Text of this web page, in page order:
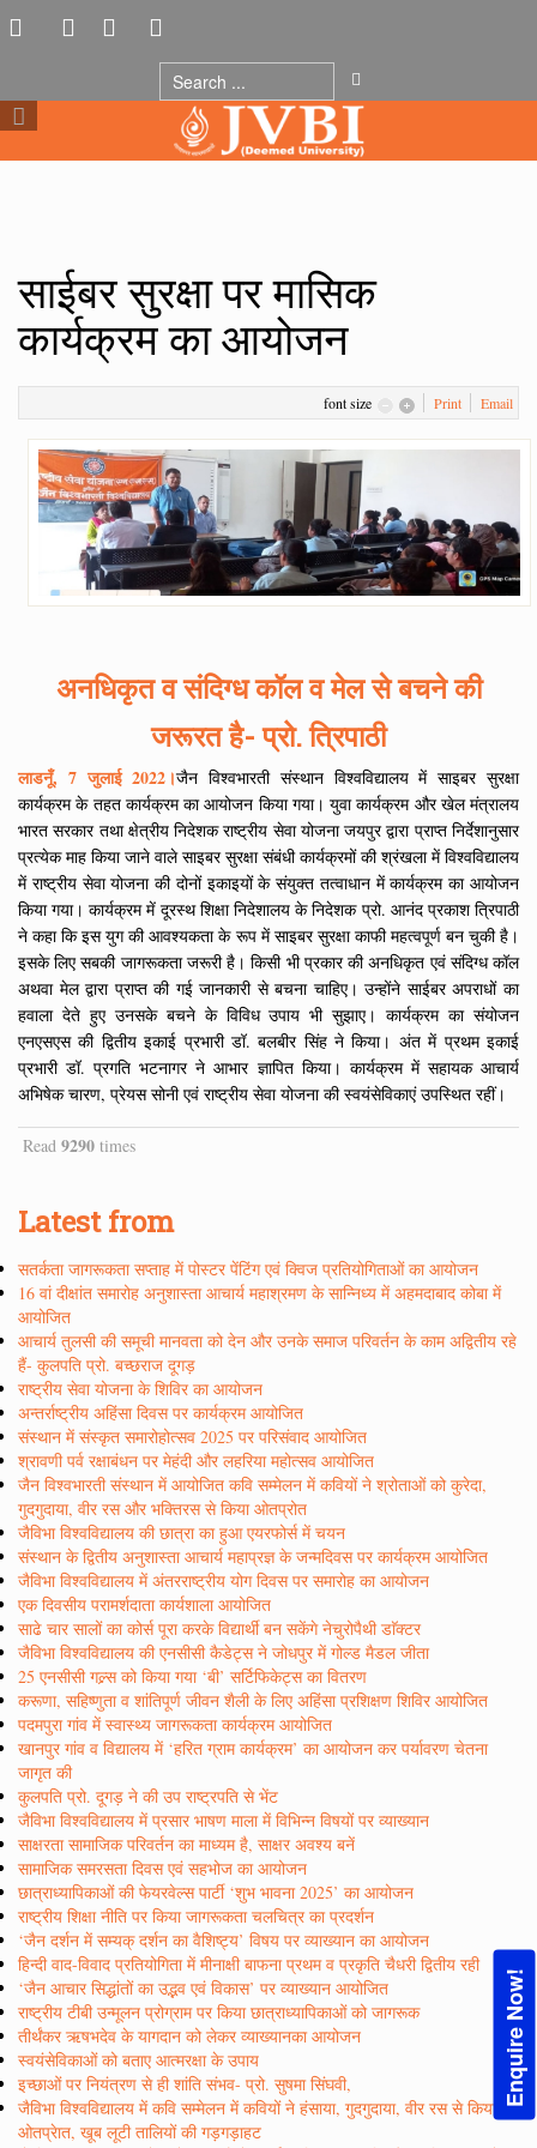
Enquire Now!
साईबर सुरक्षा पर मासिक
कार्यक्रम का आयोजन
font size Print Email
अनधिकृत व संदिग्ध कॉल व मेल से बचने की
जरूरत है- प्रो. त्रिपाठी
लाडनूँ, 7 जुलाई 2022।जैन विश्वभारती संस्थान विश्वविद्यालय में साइबर सुरक्षा
कार्यक्रम के तहत कार्यक्रम का आयोजन किया गया। युवा कार्यक्रम और खेल मंत्रालय
भारत सरकार तथा क्षेत्रीय निदेशक राष्ट्रीय सेवा योजना जयपुर द्वारा प्राप्त निर्देशानुसार
प्रत्येक माह किया जाने वाले साइबर सुरक्षा संबंधी कार्यक्रमों की श्रंखला में विश्वविद्यालय
में राष्ट्रीय सेवा योजना की दोनों इकाइयों के संयुक्त तत्वाधान में कार्यक्रम का आयोजन
किया गया। कार्यक्रम में दूरस्थ शिक्षा निदेशालय के निदेशक प्रो. आनंद प्रकाश त्रिपाठी
ने कहा कि इस युग की आवश्यकता के रूप में साइबर सुरक्षा काफी महत्वपूर्ण बन चुकी है।
इसके लिए सबकी जागरूकता जरूरी है। किसी भी प्रकार की अनधिकृत एवं संदिग्ध कॉल
अथवा मेल द्वारा प्राप्त की गई जानकारी से बचना चाहिए। उन्होंने साईबर अपराधों का
हवाला देते हुए उनसके बचने के विविध उपाय भी सुझाए। कार्यक्रम का संयोजन
एनएसएस की द्वितीय इकाई प्रभारी डॉ. बलबीर सिंह ने किया। अंत में प्रथम इकाई
प्रभारी डॉ. प्रगति भटनागर ने आभार ज्ञापित किया। कार्यक्रम में सहायक आचार्य
अभिषेक चारण, प्रेयस सोनी एवं राष्ट्रीय सेवा योजना की स्वयंसेविकाएं उपस्थित रहीं।
Read 9290 times
Latest from
सतर्कता जागरूकता सप्ताह में पोस्टर पेंटिंग एवं क्विज प्रतियोगिताओं का आयोजन
16 वां दीक्षांत समारोह अनुशास्ता आचार्य महाश्रमण के सान्निध्य में अहमदाबाद कोबा में
आयोजित
आचार्य तुलसी की समूची मानवता को देन और उनके समाज परिवर्तन के काम अद्वितीय रहे
हैं- कुलपति प्रो. बच्छराज दूगड़
राष्ट्रीय सेवा योजना के शिविर का आयोजन
अन्तर्राष्ट्रीय अहिंसा दिवस पर कार्यक्रम आयोजित
संस्थान में संस्कृत समारोहोत्सव 2025 पर परिसंवाद आयोजित
श्रावणी पर्व रक्षाबंधन पर मेहंदी और लहरिया महोत्सव आयोजित
जैन विश्वभारती संस्थान में आयोजित कवि सम्मेलन में कवियों ने श्रोताओं को कुरेदा,
गुदगुदाया, वीर रस और भक्तिरस से किया ओतप्रोत
जैविभा विश्वविद्यालय की छात्रा का हुआ एयरफोर्स में चयन
संस्थान के द्वितीय अनुशास्ता आचार्य महाप्रज्ञ के जन्मदिवस पर कार्यक्रम आयोजित
जैविभा विश्वविद्यालय में अंतरराष्ट्रीय योग दिवस पर समारोह का आयोजन
एक दिवसीय परामर्शदाता कार्यशाला आयोजित
साढे चार सालों का कोर्स पूरा करके विद्यार्थी बन सकेंगे नेचुरोपैथी डाॅक्टर
जैविभा विश्वविद्यालय की एनसीसी कैडेट्स ने जोधपुर में गोल्ड मैडल जीता
25 एनसीसी गल्र्स को किया गया ‘बी’ सर्टिफिकेट्स का वितरण
करूणा, सहिष्णुता व शांतिपूर्ण जीवन शैली के लिए अहिंसा प्रशिक्षण शिविर आयोजित
पदमपुरा गांव में स्वास्थ्य जागरूकता कार्यक्रम आयोजित
खानपुर गांव व विद्यालय में ‘हरित ग्राम कार्यक्रम’ का आयोजन कर पर्यावरण चेतना
जागृत की
कुलपति प्रो. दूगड़ ने की उप राष्ट्रपति से भेंट
जैविभा विश्वविद्यालय में प्रसार भाषण माला में विभिन्न विषयों पर व्याख्यान
साक्षरता सामाजिक परिवर्तन का माध्यम है, साक्षर अवश्य बनें
सामाजिक समरसता दिवस एवं सहभोज का आयोजन
छात्राध्यापिकाओं की फेयरवेल्स पार्टी ‘शुभ भावना 2025’ का आयोजन
राष्ट्रीय शिक्षा नीति पर किया जागरूकता चलचित्र का प्रदर्शन
‘जैन दर्शन में सम्यक् दर्शन का वैशिष्ट्य’ विषय पर व्याख्यान का आयोजन
हिन्दी वाद-विवाद प्रतियोगिता में मीनाक्षी बाफना प्रथम व प्रकृति चैधरी द्वितीय रही
‘जैन आचार सिद्धांतों का उद्भव एवं विकास’ पर व्याख्यान आयोजित
राष्ट्रीय टीबी उन्मूलन प्रोग्राम पर किया छात्राध्यापिकाओं को जागरूक
तीर्थंकर ऋषभदेव के यागदान को लेकर व्याख्यानका आयोजन
स्वयंसेविकाओं को बताए आत्मरक्षा के उपाय
इच्छाओं पर नियंत्रण से ही शांति संभव- प्रो. सुषमा सिंघवी,
जैविभा विश्वविद्यालय में कवि सम्मेलन में कवियों ने हंसाया, गुदगुदाया, वीर रस से किया
ओतप्रेात, खूब लूटी तालियों की गड़गड़ाहट